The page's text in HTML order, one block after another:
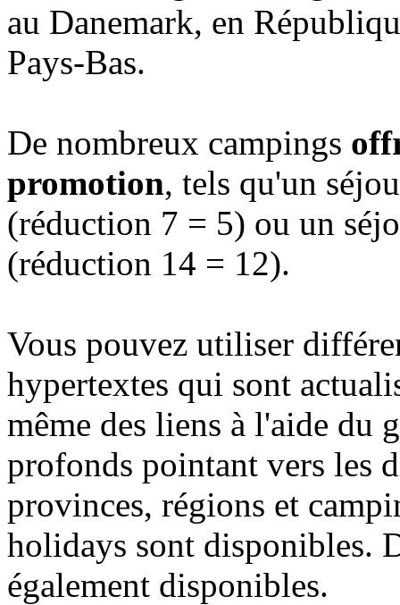
au Danemark, en
Pays-Bas.
De nombreux campings
promotion, tels qu'un
(réduction 7 = 5) ou un
(réduction 14 = 12).
Vous pouvez utiliser
hypertextes qui sont
même des liens à l'aide du
profonds pointant vers les
provinces, régions et
holidays sont disponibles.
également disponibles.